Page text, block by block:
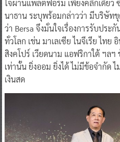
ใจผ่านแพลตฟอร์ม เพียงคลิกเดียว
นาธาน ระบุพร้อมกล่าวว่า มีบริษัทขุ
ว่า Bersa จึงมั่นใจเรื่องการรับประ
ทั่วโลก เช่น มาเลเซีย ไนจีเรีย ไทย
สิงคโปร์ เวียดนาม แอฟริกาใต้ ฯล
เท่านั้น ยิ่งออม ยิ่งได้ ไม่มีข้อจำกัด
เงินสด